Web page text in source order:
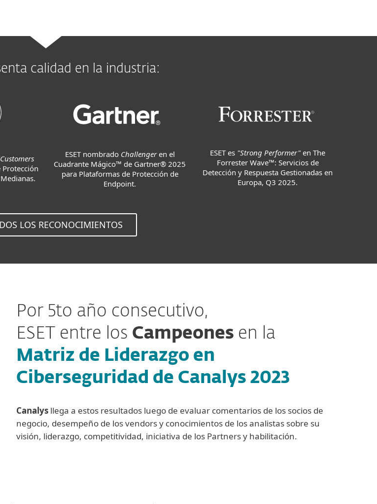
calidad en la industria:
Protección
ESET nombrado Challengeren el
Cuadrante Mágico™ de Gartner® 2025
para Plataformas de Protección de
Endpoint.
ESET es "Strong Performer" en The
Forrester Wave™: Servicios de
Detección y Respuesta Gestionadas en
Europa, Q3 2025.
LOS RECONOCIMIENTOS
Por 5to año consecutivo,
ESET entre los Campeones en la
Matriz de Liderazgo en
Ciberseguridad de Canalys 2023
Canalys llega a estos resultados luego de evaluar comentarios de los socios de
negocio, desempeño de los vendors y conocimientos de los analistas sobre su
visión, liderazgo, competitividad, iniciativa de los Partners y habilitación.